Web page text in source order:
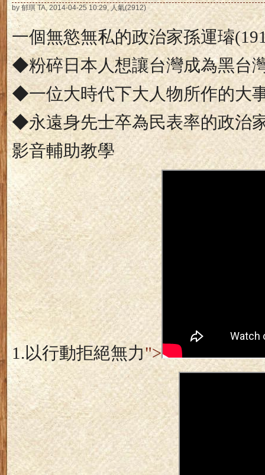
by 郁琪 TA, 2014-04-25 10:29, 人氣(2912)
一個無慾無私的政治家孫運璿
◆粉碎日本人想讓台灣成為黑台
◆一位大時代下大人物所作的大
◆永遠身先士卒為民表率的政治
影音輔助教學
1.以行動拒絕無力">